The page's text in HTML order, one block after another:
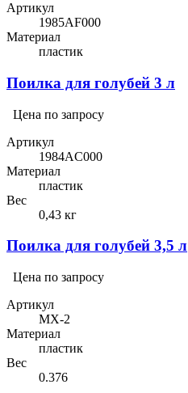
Артикул
1985AF000
Материал
пластик
Поилка для голубей 3 л
Цена по запросу
Артикул
1984AC000
Материал
пластик
Вес
0,43 кг
Поилка для голубей 3,5 л
Цена по запросу
Артикул
MX-2
Материал
пластик
Вес
0.376